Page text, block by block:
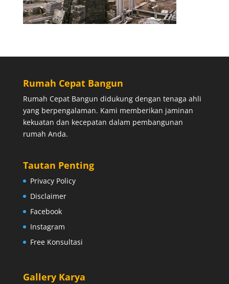
Rumah Cepat Bangun
Rumah Cepat Bangun didukung dengan tenaga ahli
yang berpengalaman. Kami memberikan jaminan
kekuatan dan kecepatan dalam pembangunan
rumah Anda.
Tautan Penting
Privacy Policy
Disclaimer
Facebook
Instagram
Free Konsultasi
Gallery Karya